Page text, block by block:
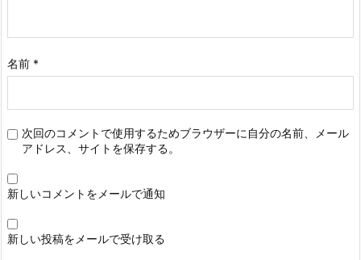
名前 *
次回のコメントで使用するためブラウザーに自分の名前、メール
アドレス、サイトを保存する。
新しいコメントをメールで通知
新しい投稿をメールで受け取る